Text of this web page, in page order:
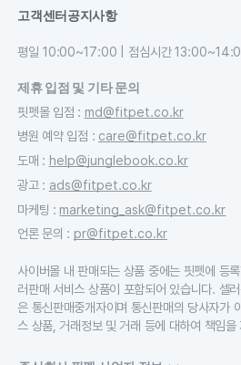
고객센터공지사항
평일 10:00~17:00 | 점심시간
제휴 입점 및 기타 문의
핏펫몰 입점 : md@fitpet.co.kr
병원 예약 입점 : care@fitpet.co.kr
도매 : help@junglebook.co.kr
광고: ads@fitpet.co.kr
마케팅 : marketing_ask@fitpet.co.kr
언론 문의 : pr@fitpet.co.kr
사이버몰 내 판매되는 상품 중에는 핏펫에 등
러판매 서비스 상품이 포함되어 있습니다. 셀
은 통신판매중개자이며 통신판매의 당사자가
스 상품, 거래정보 및 거래 등에 대하여 책임을